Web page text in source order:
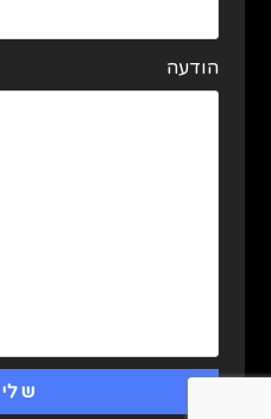
הודעה